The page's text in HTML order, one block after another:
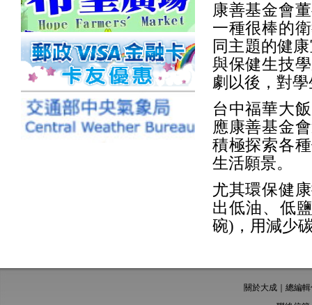
康善基金會
一種很棒的
同主題的健
與保健生技
劇以後，對
台中福華大
應康善基金
積極探索各
生活願景。
尤其環保健
出低油、低
碗)，用減少